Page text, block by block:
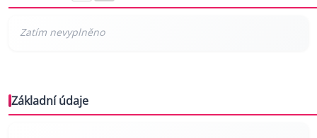
Základní údaje